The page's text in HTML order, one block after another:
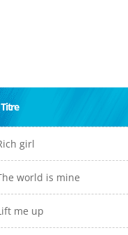
Titre
girl
world is mine
me up